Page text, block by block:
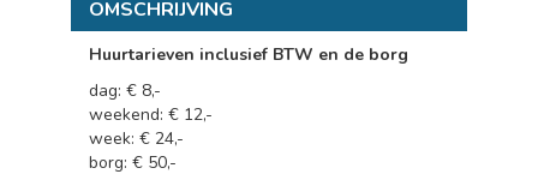
OMSCHRIJVING
Huurtarieven inclusief BTW en de borg
dag: € 8,-
weekend: € 12,-
week: € 24,-
borg: € 50,-